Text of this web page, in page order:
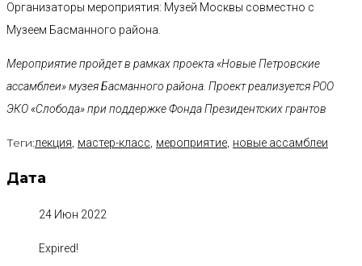
Организаторы мероприятия: Музей Москвы совместно с
Музеем Басманного района.
Мероприятие пройдет в рамках проекта «Новые Петровские
ассамблеи» музея Басманного района. Проект реализуется РОО
ЭКО «Слобода» при поддержке Фонда Президентских грантов
Теги:лекция, мастер-класс, мероприятие, новые ассамблеи
Дата
24 Июн 2022
Expired!